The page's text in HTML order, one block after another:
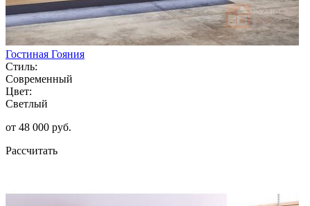
Гостиная Гояния
Стиль:
Современный
Цвет:
Светлый
от 48 000 руб.
Рассчитать